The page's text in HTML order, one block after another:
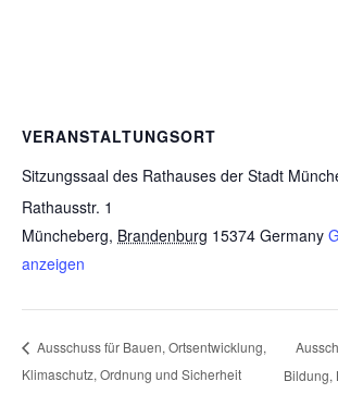
VERANSTALTUNGSORT
Sitzungssaal des Rathauses der Stadt
Rathausstr. 1
Müncheberg, Brandenburg 15374 Germany
anzeigen
Ausschuss für Bauen, Ortsentwicklung,
Klimaschutz, Ordnung und Sicherheit
Bildung,